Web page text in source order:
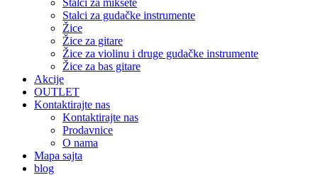
Stalci za miksete
Stalci za gudačke instrumente
Žice
Žice za gitare
Žice za violinu i druge gudačke instrumente
Žice za bas gitare
Akcije
OUTLET
Kontaktirajte nas
Kontaktirajte nas
Prodavnice
O nama
Mapa sajta
blog